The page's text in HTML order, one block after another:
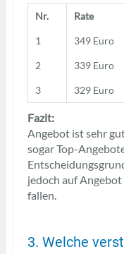
Nr. Rate
1 349 Euro
2 339 Euro
3 329 Euro
Fazit:
Angebot ist sehr
sogar Top-
jedoch auf
fallen.
3. Welche